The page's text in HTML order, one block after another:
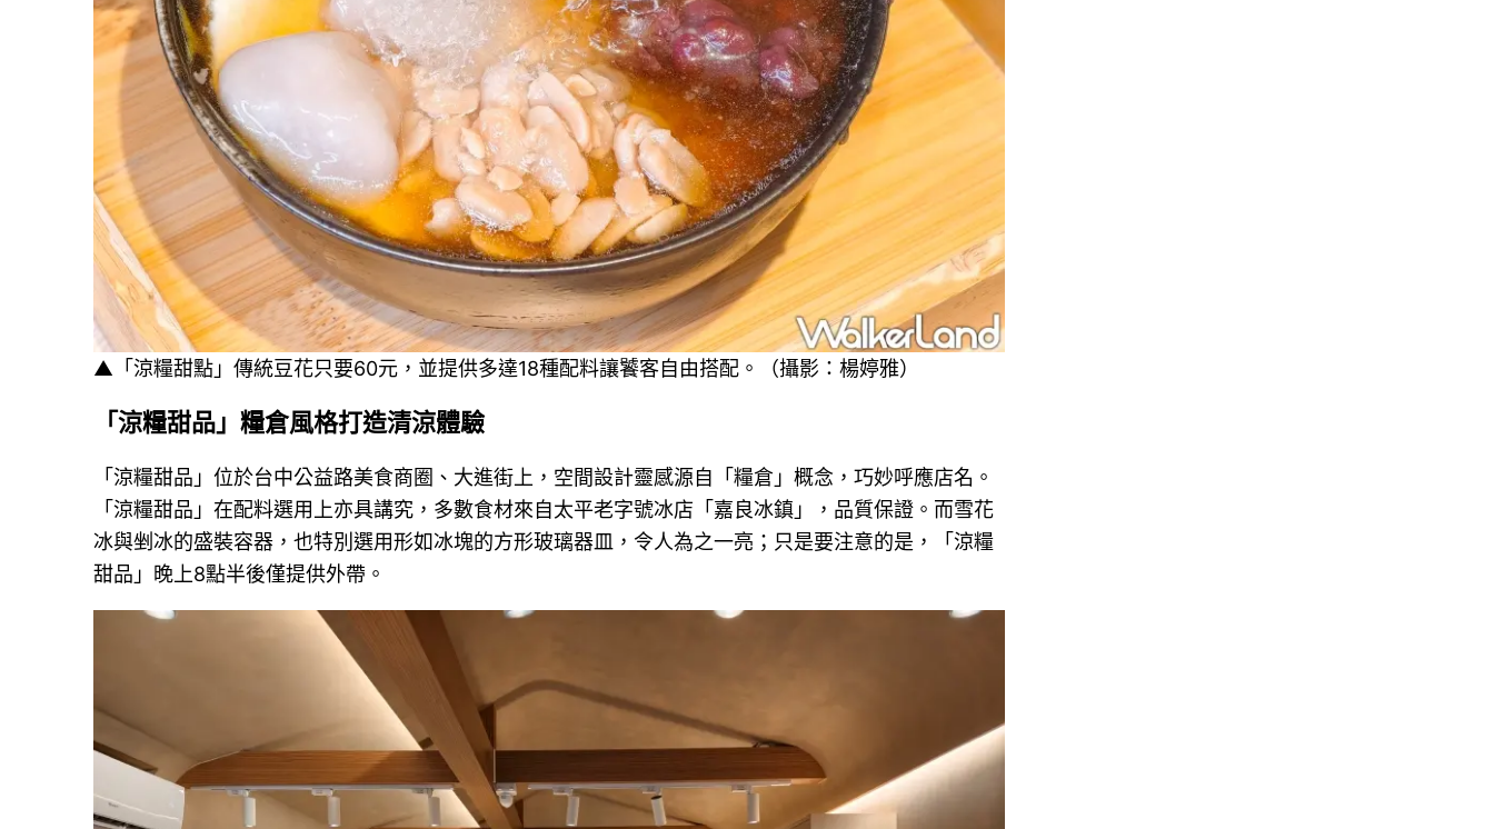
▲「涼糧甜點」傳統豆花只要60元，並提供多達18種配料讓饕客自由搭配。（攝影：楊婷雅）
「涼糧甜品」糧倉風格打造清涼體驗
「涼糧甜品」位於台中公益路美食商圈、大進街上，空間設計靈感源自「糧倉」概念，巧妙呼應店名。
「涼糧甜品」在配料選用上亦具講究，多數食材來自太平老字號冰店「嘉良冰鎮」，品質保證。而雪花
冰與剉冰的盛裝容器，也特別選用形如冰塊的方形玻璃器皿，令人為之一亮；只是要注意的是，「涼糧
甜品」晚上8點半後僅提供外帶。